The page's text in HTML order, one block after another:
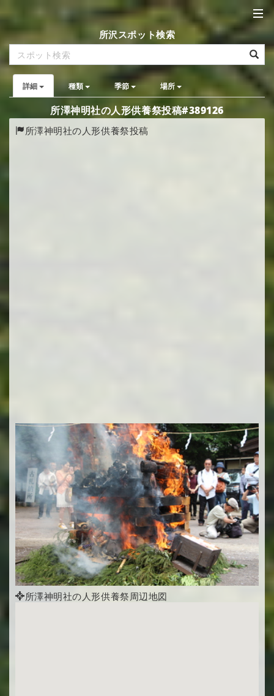
所沢スポット検索
詳細 種類 季節 場所
所澤神明社の人形供養祭投稿#389126
所澤神明社の人形供養祭投稿
所澤神明社の人形供養祭周辺地図